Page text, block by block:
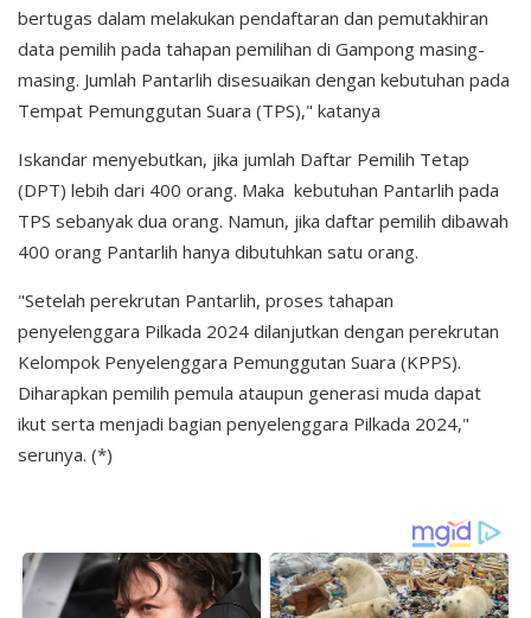
bertugas dalam melakukan pendaftaran dan pemutakhiran
data pemilih pada tahapan pemilihan di Gampong masing-
masing. Jumlah Pantarlih disesuaikan dengan kebutuhan pada
Tempat Pemunggutan Suara (TPS)," katanya
Iskandar menyebutkan, jika jumlah Daftar Pemilih Tetap
(DPT) lebih dari 400 orang. Maka kebutuhan Pantarlih pada
TPS sebanyak dua orang. Namun, jika daftar pemilih dibawah
400 orang Pantarlih hanya dibutuhkan satu orang.
"Setelah perekrutan Pantarlih, proses tahapan
penyelenggara Pilkada 2024 dilanjutkan dengan perekrutan
Kelompok Penyelenggara Pemunggutan Suara (KPPS).
Diharapkan pemilih pemula ataupun generasi muda dapat
ikut serta menjadi bagian penyelenggara Pilkada 2024,"
serunya. (*)